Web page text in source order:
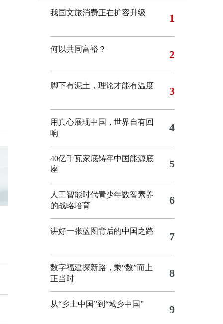
我国文旅消费正在扩容升级 1
何以共同富裕？ 2
脚下有泥土，理论才能有温度 3
用真心展现中国，世界自有回
响
4
40亿千瓦家底铸牢中国能源底
座
5
人工智能时代青少年数智素养
的战略培育
6
讲好一张蓝图背后的中国之路 7
数字福建探新路，乘“数”而上
正当时
8
从“乡土中国”到“城乡中国” 9